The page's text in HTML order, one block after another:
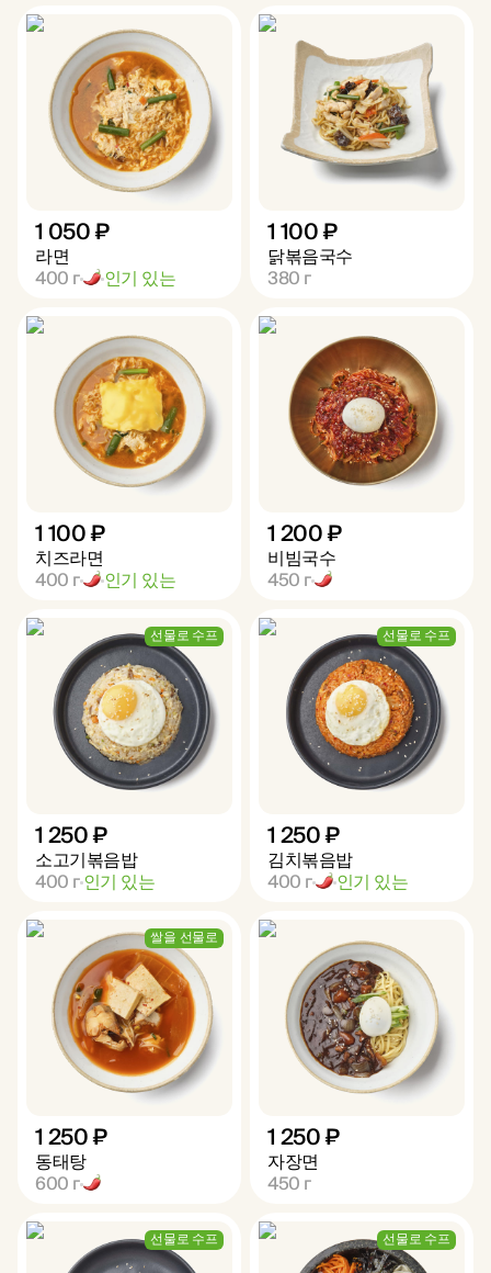
1 050 ₽
라면
400г 인기 있는
1 100 ₽
닭볶음국수
380г
1 100 ₽
치즈라면
400г 인기 있는
1 200 ₽
비빔국수
450г
선물로 수프
1 250 ₽
소고기볶음밥
400г인기 있는
선물로 수프
1 250 ₽
김치볶음밥
400г 인기 있는
쌀을 선물로
1 250 ₽
동태탕
600г
1 250 ₽
자장면
450г
선물로 수프 선물로 수프